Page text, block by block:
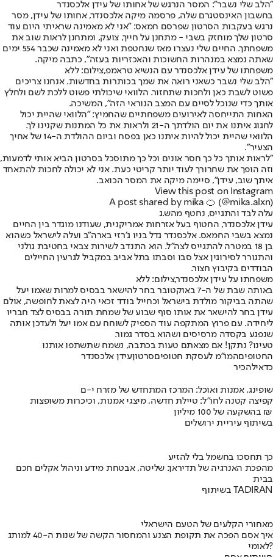
"הלב שלי נשבר": המסר הנרגש של אחותו של עידן אלכסנדר
בחשבון האינסטגרם שלה, פרסמה מיקה אלכסנדר, אחותו של עידן, מסר
נרגש בעקבות הסרטון שפרסם חמאס: "אני לא מאמינה שראיתי היום עוד
סרטון שלך מוחזק בשבי - מתחנן על חייך, צועק, ומתחנן לראות שוב את
משפחתך. החיים שלי נעצרו מאז שנחטפת ואני לא מאמינה שכבר 554 ימים
שאתה נמצא במנהרות החשוכות והאכזריות בעזה", כתבה מיקה.
משפחתו של עידן אלכסנדר עם הנשיא טראמפ,צילום: ללא
"הלב שלי נשבר כשאני רואה את שמך בכותרות בחדשות. אנחנו צריכים
פשוט לשבת כאן ולחכות שתחזור. הלוואי שיכולתי פשוט ללכת לשם ולחלץ
אותך כדי שנוכל לסיים עם המצב הנוראי הזה", המשיכה.
האחות התייחסה לאירועים משפחתיים שהחמיץ: "הלוואי שהיית יכול
לחגוג איתנו את יום הולדתך ה-21 ולראות את כל המתנות שקנינו לך.
הלוואי שהיית יכול להיות איתנו כאן בפסח וביום ההולדת ה-14 של אחיך
הצעיר".
"לראות אותך כל כך חסר אונים וכל כך מתוסכל בסרטון הביא אותי לדמעות,
וזה הופך את שחרורך לעוד יותר קריטי כעת. אני לא יכולה לחכות להתאחד
איתך שוב, עידן", סיימה מיקה את המסר הכואב.
View this post on Instagram
A post shared by mika 🍊 (@mika.alxn)
עלה לבד והתגייס, נחטף מהש.ג
עידן אלכסנדר, החטוף בעל אזרחות אמריקנית, שעודנו מוגדר בין החיים
נמצא בשבי החמאס. אלכסנדר גדל בניו ג׳רזי בארה״ב ועלה לישראל כשהוא
בן 18 במטרה להתגייס לצה״ל. הוא התנדב לשירות צבאי בחטיבת גולני
והתגורר לסירוגין אצל סבו וסבתו בתל אביב במקביל לגרעין החיילים
הבודדים בקיבוץ חצור.
משפחתו על עידן אלכסנדר,צילום: ללא
באותה שבת של ה-7 באוקטובר בחר להישאר בבסיס למרות שאמו יעל
שהתה בביקור מולדת בישראל וכחייל בודד זכאי היה לצאת לחופשה, אולם
עידן בחר להישאר את אותו סוף שבוע של שמחת תורה בבסיס לצד חבריו
ליחידה. עם פרוץ המתקפה עוד הספיק לשוחח עם אמו יעל ולעדכן אותה
שנפגע בקסדה מרסיסים ושהוא בסדר גמור.
טעינו? נתקן! אם מצאתם טעות בכתבה, נשמח שתשתפו אותנו
החטופיםהמו"מ לעסקת חטופיםסרטוןעידן אלכסנדר
כדאילהכיר
שופינג, אמנות ואוכל: המרכז המתחדש של מזרח י-ם
קפיצה קטנה לחו"ל: טיילת חדשה, מיצגי אמנות, וכיכרות משופצות
בהשקעה של 100 מיליון ₪
בשיתוף עיריית ירושלים
כך תחסכו בחשמל בלי להזיע
מהפכת האנרגיה של תדיראן: שליטה, אבטחת מידע וניהול אקלים חכם
בבית
בשיתוף TADIRAN
מאחורי הקלעים של הטעם הישראלי
איך אסם הפכה את תקופת הצנע והמחסור הקשה של שנות ה-40 למותג
לאומי?